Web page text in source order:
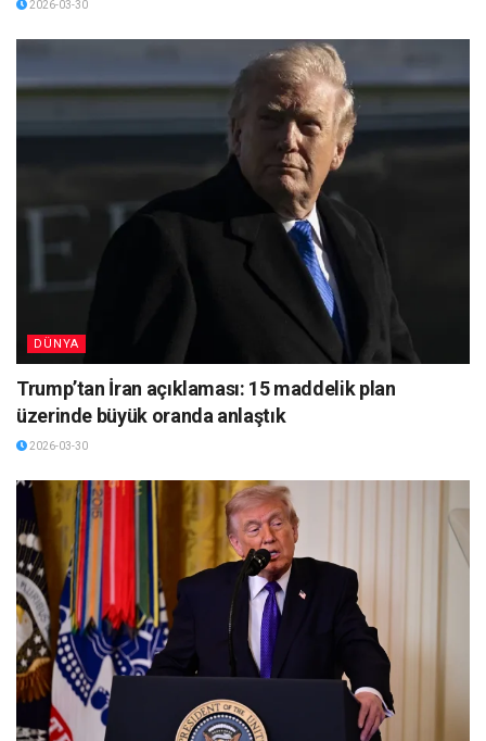
2026-03-30
DÜNYA
Trump’tan İran açıklaması: 15 maddelik plan
üzerinde büyük oranda anlaştık
2026-03-30